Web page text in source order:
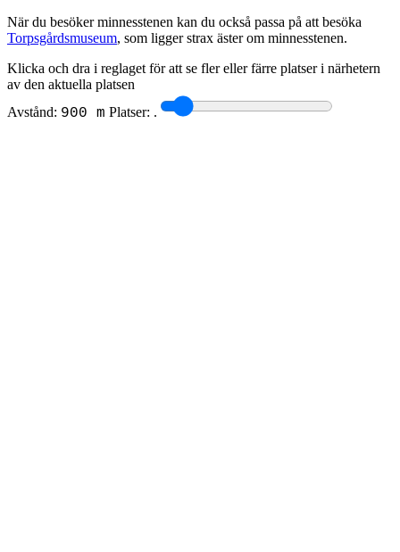
När du besöker minnesstenen kan du också passa på att besöka
Torpsgårdsmuseum, som ligger strax äster om minnesstenen.
Klicka och dra i reglaget för att se fler eller färre platser i närhetern
av den aktuella platsen
Avstånd: 900 m Platser: .